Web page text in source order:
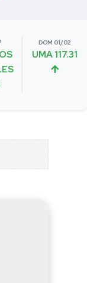
DOM 01/02
UMA 117.31